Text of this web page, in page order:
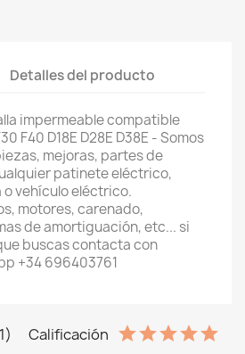
Detalles del producto
impermeable compatible
F40 D18E D28E D38E - Somos
mejoras, partes de
patinete eléctrico,
vehículo eléctrico.
motores, carenado,
de amortiguación, etc... si
buscas contacta con
+34 696403761
Calificación